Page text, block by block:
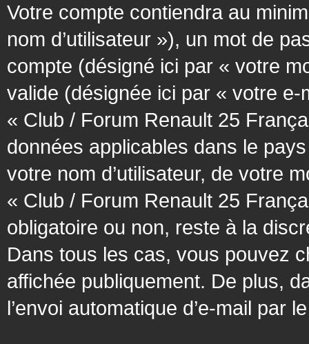
Votre compte contiendra au
nom d’utilisateur »), un mot de
compte (désigné ici par « votre
valide (désignée ici par « votre
« Club / Forum Renault 25
données applicables dans le
votre nom d’utilisateur, de votre
« Club / Forum Renault 25
obligatoire ou non, reste à la
Dans tous les cas, vous pouvez
affichée publiquement. De plus,
l’envoi automatique d’e-mail par